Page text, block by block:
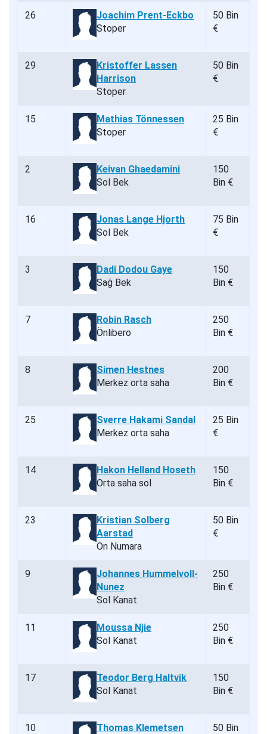
26
Joachim Prent-Eckbo
Stoper
50 Bin
€
29
Kristoffer Lassen
Harrison
Stoper
50 Bin
€
15
Mathias Tönnessen
Stoper
25 Bin
€
2
Keivan Ghaedamini
Sol Bek
150
Bin €
16
Jonas Lange Hjorth
Sol Bek
75 Bin
€
3
Dadi Dodou Gaye
Sağ Bek
150
Bin €
7
Robin Rasch
Önlibero
250
Bin €
8
Simen Hestnes
Merkez orta saha
200
Bin €
25
Sverre Hakami Sandal
Merkez orta saha
25 Bin
€
14
Hakon Helland Hoseth
Orta saha sol
150
Bin €
23
Kristian Solberg
Aarstad
On Numara
50 Bin
€
9
Johannes Hummelvoll-
Nunez
Sol Kanat
250
Bin €
11
Moussa Njie
Sol Kanat
250
Bin €
17
Teodor Berg Haltvik
Sol Kanat
150
Bin €
10
Thomas Klemetsen
50 Bin